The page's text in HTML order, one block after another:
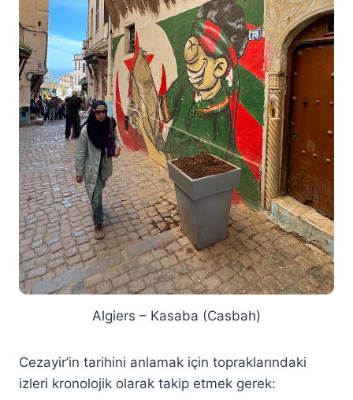
Algiers – Kasaba (Casbah)
Cezayir’in tarihini anlamak için topraklarındaki
izleri kronolojik olarak takip etmek gerek: